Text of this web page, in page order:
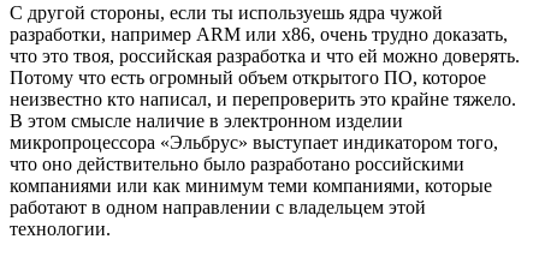
С другой стороны, если ты используешь ядра чужой
разработки, например ARM или x86, очень трудно доказать,
что это твоя, российская разработка и что ей можно доверять.
Потому что есть огромный объем открытого ПО, которое
неизвестно кто написал, и перепроверить это крайне тяжело.
В этом смысле наличие в электронном изделии
микропроцессора «Эльбрус» выступает индикатором того,
что оно действительно было разработано российскими
компаниями или как минимум теми компаниями, которые
работают в одном направлении с владельцем этой
технологии.